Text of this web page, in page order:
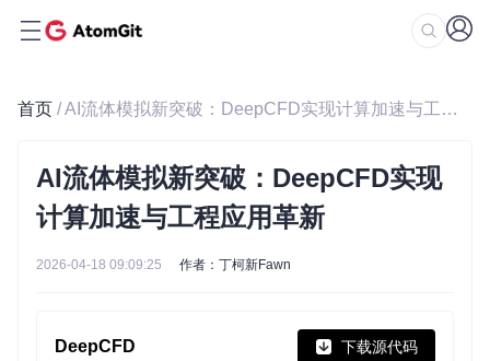
首页 / AI流体模拟新突破：DeepCFD实现计算加速与工程应用革新
AI流体模拟新突破：DeepCFD实现
计算加速与工程应用革新
2026-04-18 09:09:25 作者：丁柯新Fawn
DeepCFD 下载源代码